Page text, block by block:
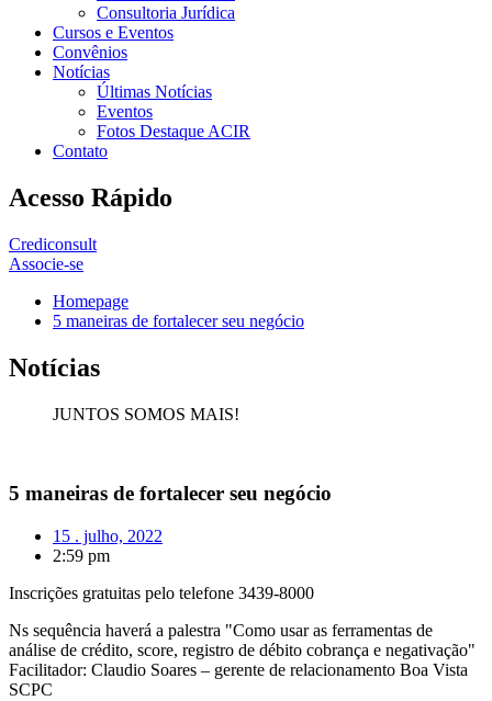
Consultoria Jurídica
Cursos e Eventos
Convênios
Notícias
Últimas Notícias
Eventos
Fotos Destaque ACIR
Contato
Acesso Rápido
Crediconsult
Associe-se
Homepage
5 maneiras de fortalecer seu negócio
Notícias
JUNTOS SOMOS MAIS!
5 maneiras de fortalecer seu negócio
15 . julho, 2022
2:59 pm
Inscrições gratuitas pelo telefone 3439-8000
Ns sequência haverá a palestra "Como usar as ferramentas de
análise de crédito, score, registro de débito cobrança e negativação"
Facilitador: Claudio Soares – gerente de relacionamento Boa Vista
SCPC